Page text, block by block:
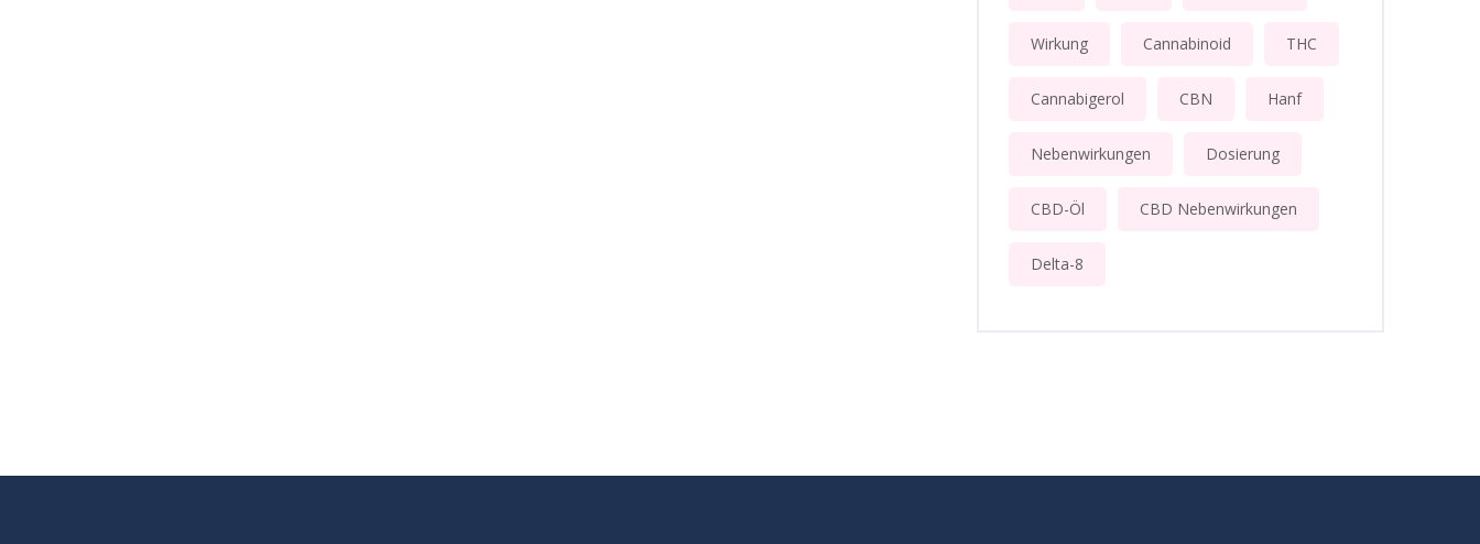
Wirkung Cannabinoid THC
Cannabigerol CBN Hanf
Nebenwirkungen Dosierung
CBD-Öl CBD Nebenwirkungen
Delta-8